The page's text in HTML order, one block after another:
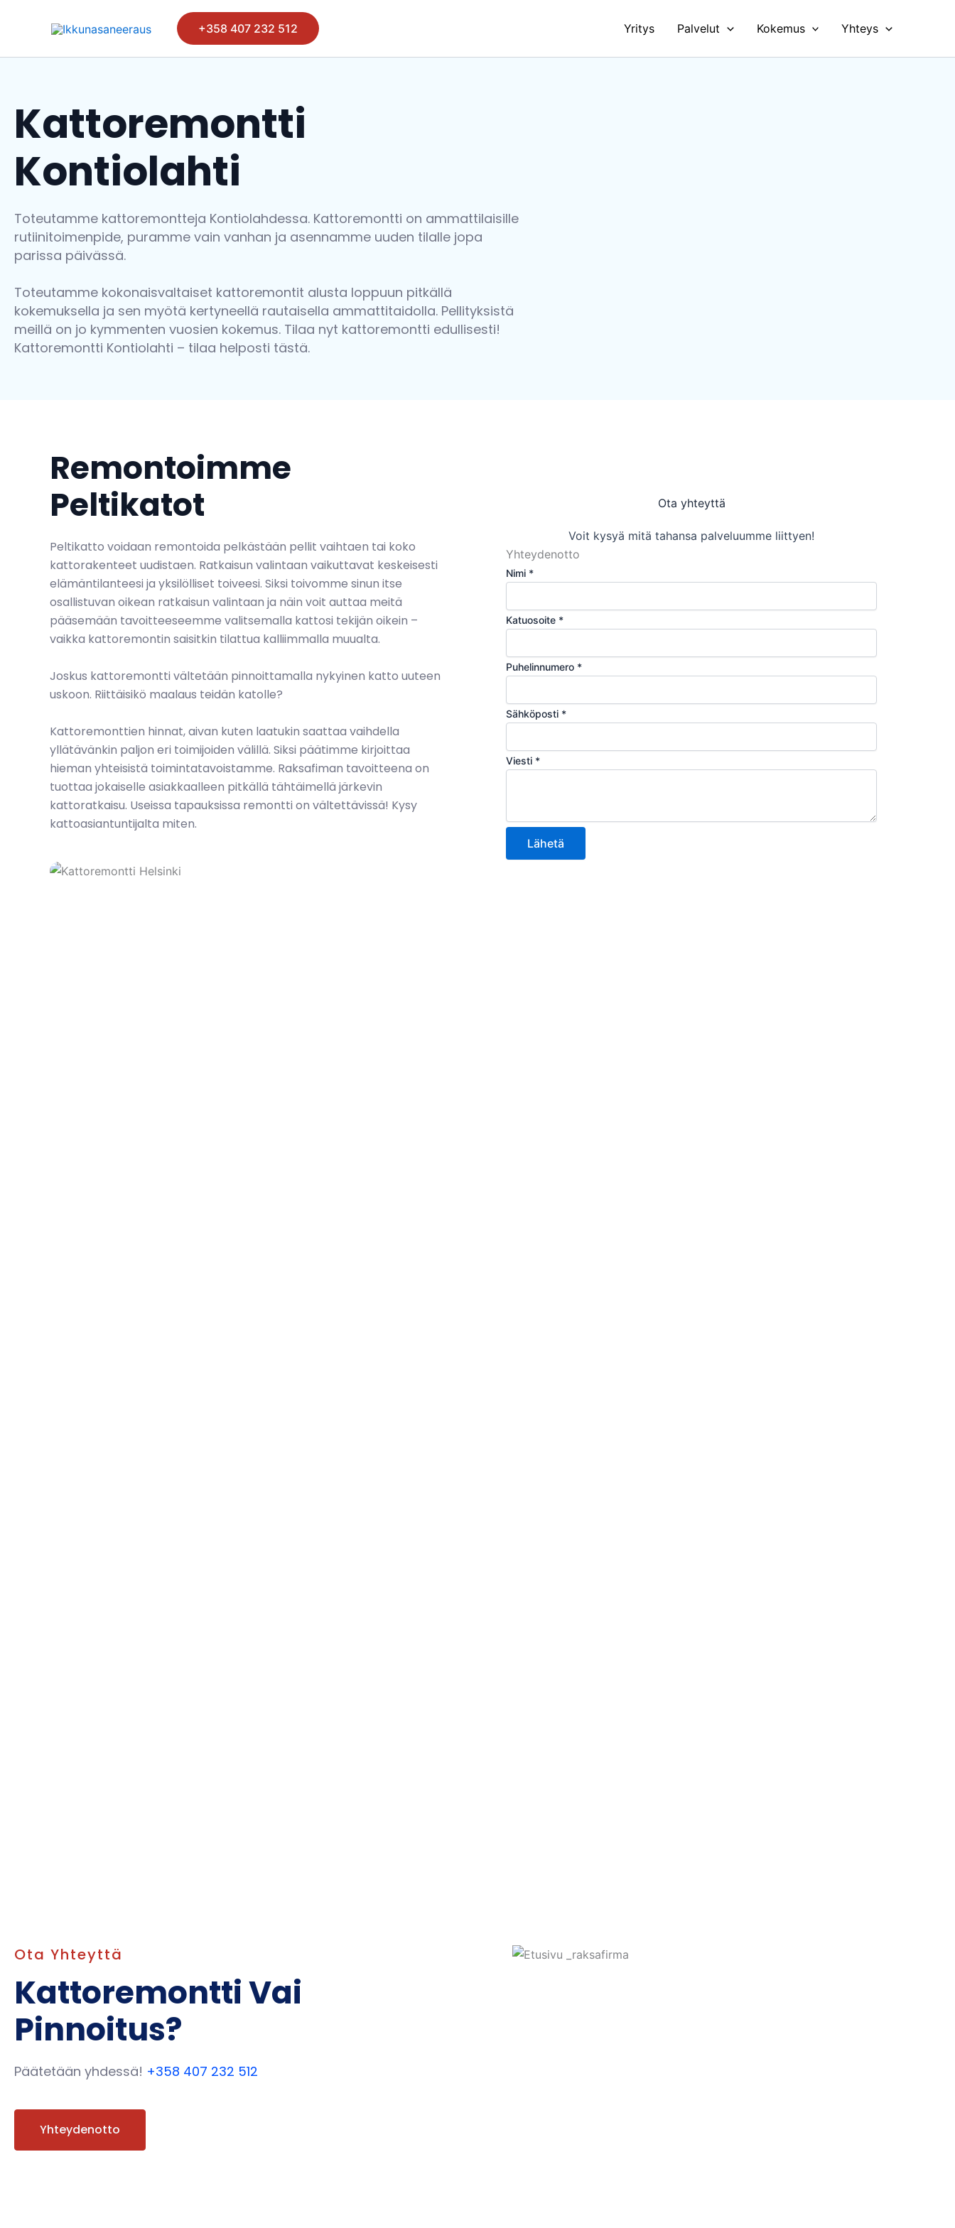
+358 407 232 512 Yritys Palvelut Kokemus Yhteys
Kattoremontti
Kontiolahti
Toteutamme kattoremontteja Kontiolahdessa. Kattoremontti on ammattilaisille
rutiinitoimenpide, puramme vain vanhan ja asennamme uuden tilalle jopa
parissa päivässä.
Toteutamme kokonaisvaltaiset kattoremontit alusta loppuun pitkällä
kokemuksella ja sen myötä kertyneellä rautaisella ammattitaidolla. Pellityksistä
meillä on jo kymmenten vuosien kokemus. Tilaa nyt kattoremontti edullisesti!
Kattoremontti Kontiolahti – tilaa helposti tästä.
Remontoimme
Peltikatot
Peltikatto voidaan remontoida pelkästään pellit vaihtaen tai koko
kattorakenteet uudistaen. Ratkaisun valintaan vaikuttavat keskeisesti
elämäntilanteesi ja yksilölliset toiveesi. Siksi toivomme sinun itse
osallistuvan oikean ratkaisun valintaan ja näin voit auttaa meitä
pääsemään tavoitteeseemme valitsemalla kattosi tekijän oikein –
vaikka kattoremontin saisitkin tilattua kalliimmalla muualta.
Joskus kattoremontti vältetään pinnoittamalla nykyinen katto uuteen
uskoon. Riittäisikö maalaus teidän katolle?
Kattoremonttien hinnat, aivan kuten laatukin saattaa vaihdella
yllätävänkin paljon eri toimijoiden välillä. Siksi päätimme kirjoittaa
hieman yhteisistä toimintatavoistamme. Raksafiman tavoitteena on
tuottaa jokaiselle asiakkaalleen pitkällä tähtäimellä järkevin
kattoratkaisu. Useissa tapauksissa remontti on vältettävissä! Kysy
kattoasiantuntijalta miten.
Ota yhteyttä
Voit kysyä mitä tahansa palveluumme liittyen!
Yhteydenotto
Nimi *
Katuosoite *
Puhelinnumero *
Sähköposti *
Viesti *
Lähetä
Ota Yhteyttä
Kattoremontti Vai
Pinnoitus?
Päätetään yhdessä! +358 407 232 512
Yhteydenotto